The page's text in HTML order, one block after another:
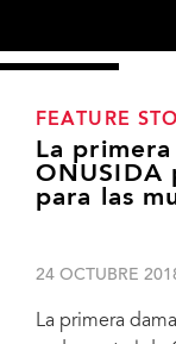
FEATURE
La
ONUSIDA
para las
24 OCTUBRE
La primera